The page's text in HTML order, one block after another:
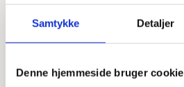
Samtykke Detaljer
Denne hjemmeside bruger
ved de bier og det der fulgte
nysgerrighed: